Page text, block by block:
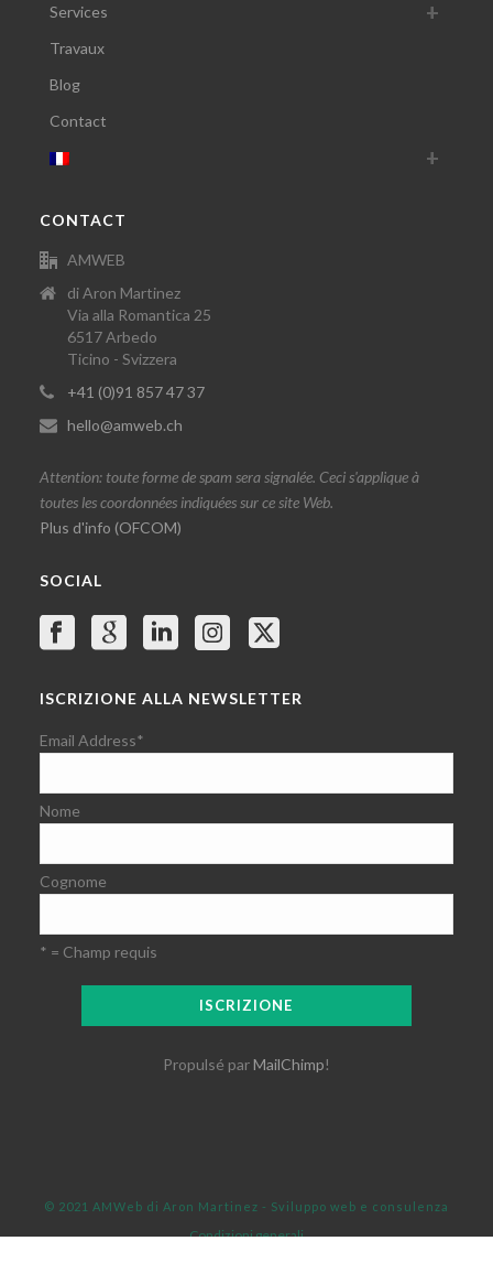
Services
Travaux
Blog
Contact
CONTACT
AMWEB
di Aron Martinez
Via alla Romantica 25
6517 Arbedo
Ticino - Svizzera
+41 (0)91 857 47 37
hello@amweb.ch
Attention: toute forme de spam sera signalée. Ceci s'applique à
toutes les coordonnées indiquées sur ce site Web.
Plus d'info (OFCOM)
SOCIAL
ISCRIZIONE ALLA NEWSLETTER
Email Address*
Nome
Cognome
* = Champ requis
Propulsé parMailChimp!
© 2021 AMWeb di Aron Martinez - Sviluppo web e consulenza
Condizioni generali